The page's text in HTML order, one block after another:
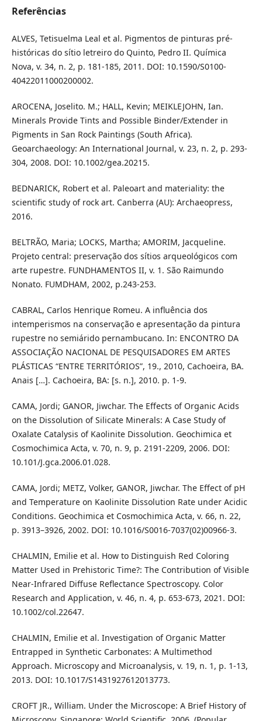
Referências
ALVES, Tetisuelma Leal et al. Pigmentos de pinturas pré-
históricas do sítio letreiro do Quinto, Pedro II. Química
Nova, v. 34, n. 2, p. 181-185, 2011. DOI: 10.1590/S0100-
40422011000200002.
AROCENA, Joselito. M.; HALL, Kevin; MEIKLEJOHN, Ian.
Minerals Provide Tints and Possible Binder/Extender in
Pigments in San Rock Paintings (South Africa).
Geoarchaeology: An International Journal, v. 23, n. 2, p. 293-
304, 2008. DOI: 10.1002/gea.20215.
BEDNARICK, Robert et al. Paleoart and materiality: the
scientific study of rock art. Canberra (AU): Archaeopress,
2016.
BELTRÃO, Maria; LOCKS, Martha; AMORIM, Jacqueline.
Projeto central: preservação dos sítios arqueológicos com
arte rupestre. FUNDHAMENTOS II, v. 1. São Raimundo
Nonato. FUMDHAM, 2002, p.243-253.
CABRAL, Carlos Henrique Romeu. A influência dos
intemperismos na conservação e apresentação da pintura
rupestre no semiárido pernambucano. In: ENCONTRO DA
ASSOCIAÇÃO NACIONAL DE PESQUISADORES EM ARTES
PLÁSTICAS “ENTRE TERRITÓRIOS”, 19., 2010, Cachoeira, BA.
Anais […]. Cachoeira, BA: [s. n.], 2010. p. 1-9.
CAMA, Jordi; GANOR, Jiwchar. The Effects of Organic Acids
on the Dissolution of Silicate Minerals: A Case Study of
Oxalate Catalysis of Kaolinite Dissolution. Geochimica et
Cosmochimica Acta, v. 70, n. 9, p. 2191-2209, 2006. DOI:
10.101/J.gca.2006.01.028.
CAMA, Jordi; METZ, Volker, GANOR, Jiwchar. The Effect of pH
and Temperature on Kaolinite Dissolution Rate under Acidic
Conditions. Geochimica et Cosmochimica Acta, v. 66, n. 22,
p. 3913–3926, 2002. DOI: 10.1016/S0016-7037(02)00966-3.
CHALMIN, Emilie et al. How to Distinguish Red Coloring
Matter Used in Prehistoric Time?: The Contribution of Visible
Near-Infrared Diffuse Reflectance Spectroscopy. Color
Research and Application, v. 46, n. 4, p. 653-673, 2021. DOI:
10.1002/col.22647.
CHALMIN, Emilie et al. Investigation of Organic Matter
Entrapped in Synthetic Carbonates: A Multimethod
Approach. Microscopy and Microanalysis, v. 19, n. 1, p. 1-13,
2013. DOI: 10.1017/S1431927612013773.
CROFT JR., William. Under the Microscope: A Brief History of